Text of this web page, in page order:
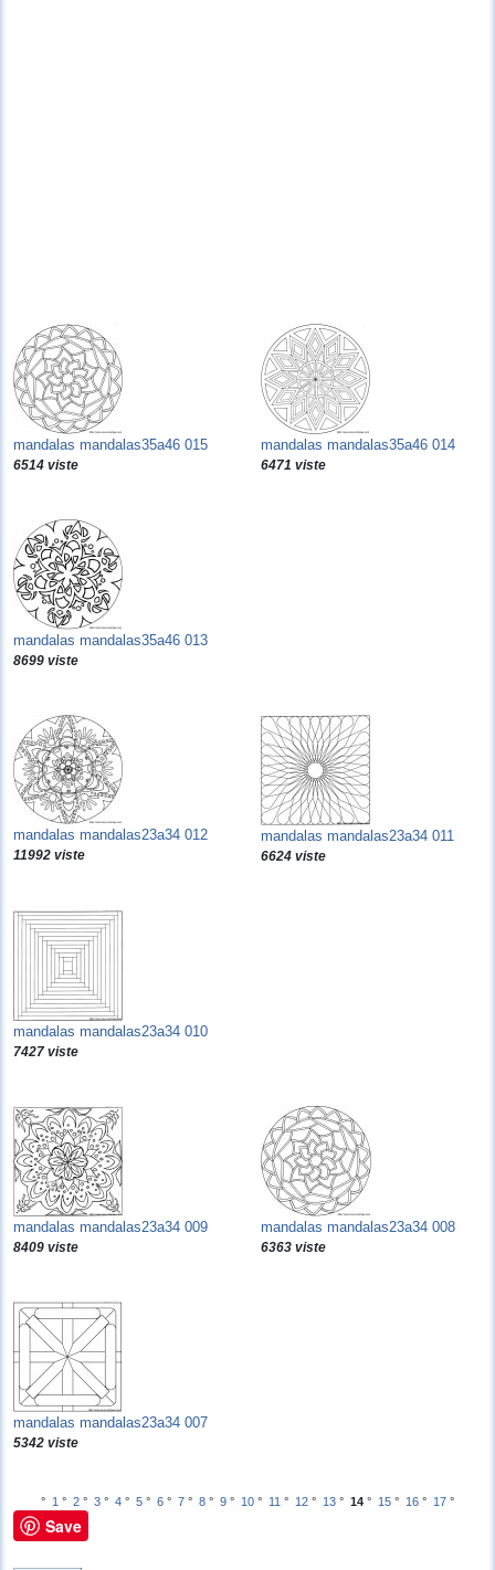
mandalas mandalas35a46 015
6514 viste
mandalas mandalas35a46 014
6471 viste
mandalas mandalas35a46 013
8699 viste
mandalas mandalas23a34 012
11992 viste
mandalas mandalas23a34 011
6624 viste
mandalas mandalas23a34 010
7427 viste
mandalas mandalas23a34 009
8409 viste
mandalas mandalas23a34 008
6363 viste
mandalas mandalas23a34 007
5342 viste
° 1 ° 2 ° 3 ° 4 ° 5 ° 6 ° 7 ° 8 ° 9 ° 10 ° 11 ° 12 ° 13 ° 14 ° 15 ° 16 ° 17 °
Save